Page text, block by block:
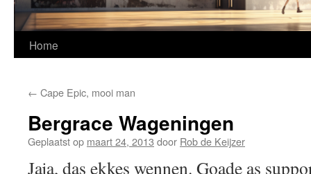
Home
← Cape Epic, mooi man
Bergrace Wageningen
Geplaatst op maart 24, 2013 door Rob de Keijzer
Jaja, das ekkes wennen. Goade as